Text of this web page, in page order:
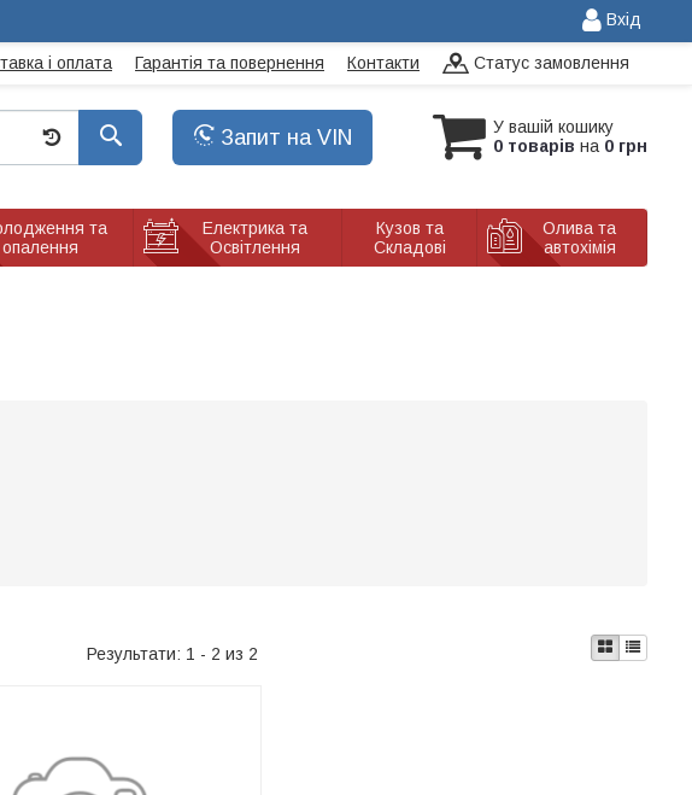
Вхід
і оплата Гарантія та повернення Контакти Статус замовлення
У вашій кошику
0 товарів на 0 грн
Запит на VIN
та
опалення
Електрика та
Освітлення
Кузов та
Складові
Олива та
автохімія
Результати: 1 - 2 из 2